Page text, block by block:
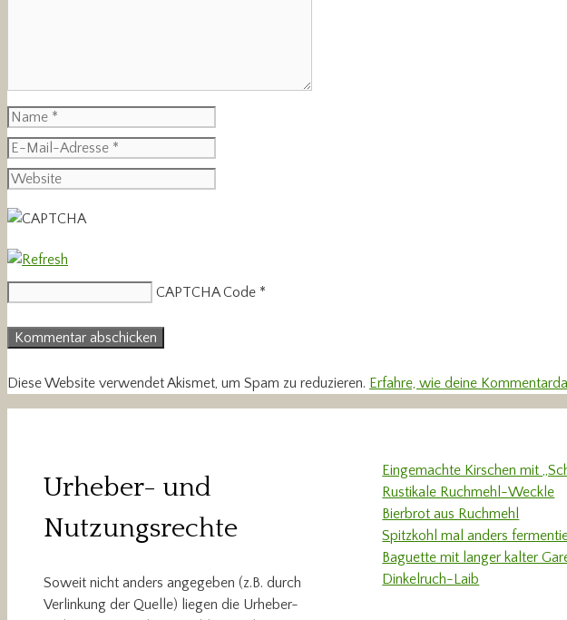
Name
E-
Mail-
Adresse
Website
CAPTCHA Code *
Diese Website verwendet Akismet, um Spam zu reduzieren. Erfahre, wie deine
Urheber- und
Nutzungsrechte
Soweit nicht anders angegeben (z.B. durch
Verlinkung der Quelle) liegen die Urheber-
Eingemachte Kirschen mit
Rustikale Ruchmehl-Weckle
Bierbrot aus Ruchmehl
Spitzkohl mal anders
Baguette mit langer kalter
Dinkelruch-Laib